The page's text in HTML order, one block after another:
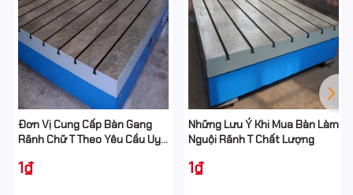
800x600 mm
1000x800 mm
1500x1000 mm
2000x1500 mm
2500x1500 mm
3000x2000 mm
Không nên chọn bàn quá sát kích thước sản phẩm vì sẽ gây
khó khăn trong quá trình lắp ráp và đo kiểm.
Đơn Vị Cung Cấp Bàn Gang
Rãnh Chữ T Theo Yêu Cầu Uy
1₫
Những Lưu Ý Khi Mua Bàn Làm
Nguội Rãnh T Chất Lượng
1₫